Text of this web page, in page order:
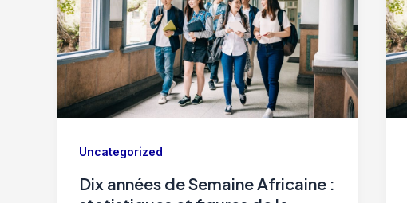
Uncategorized
Dix années de Semaine Africaine :